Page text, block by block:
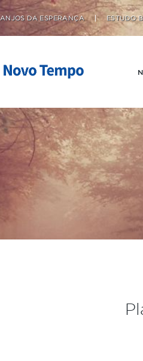
ANJOS DA ESPERANÇA ESTUDO